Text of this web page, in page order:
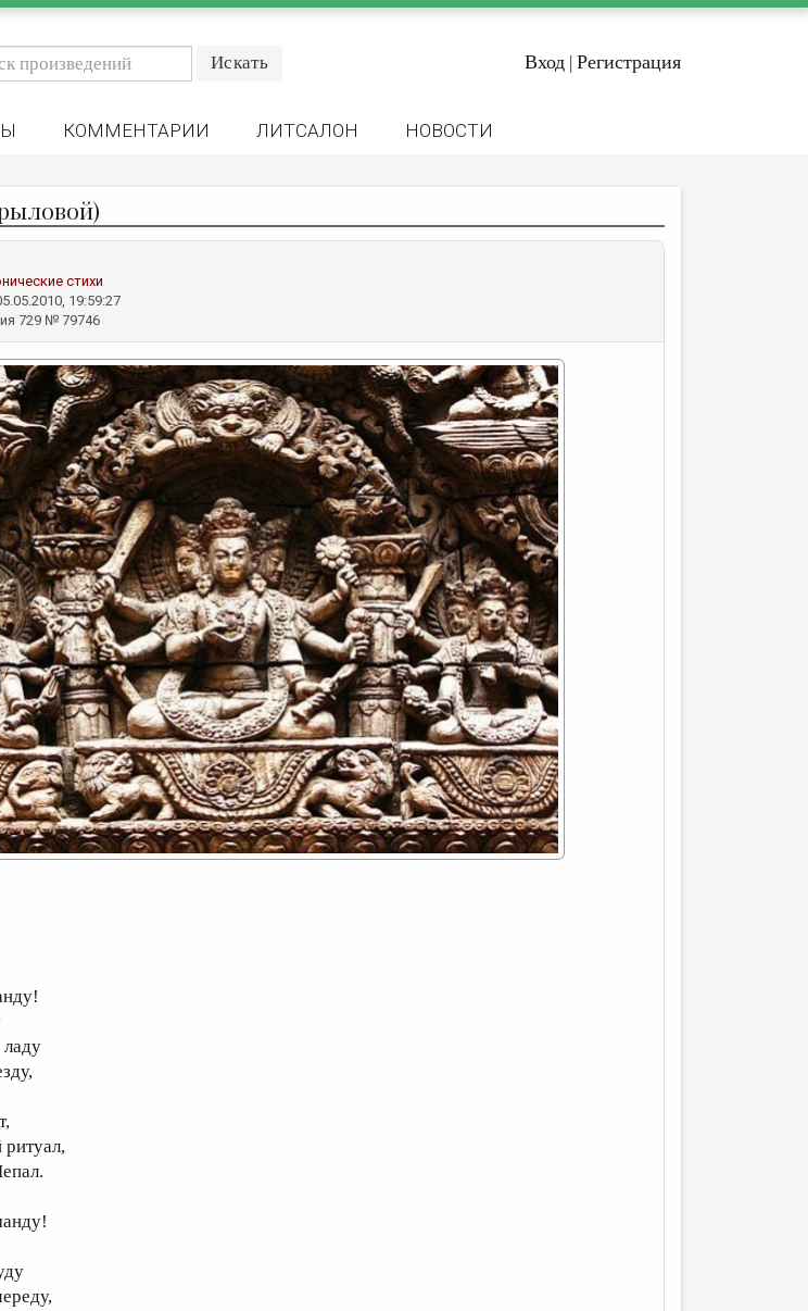
Вход | Регистрация
КОММЕНТАРИИ ЛИТСАЛОН НОВОСТИ
стихи
19:59:27
729 № 79746